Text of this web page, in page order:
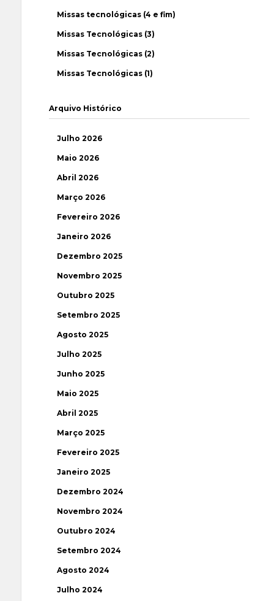
Missas tecnológicas (4 e fim)
Missas Tecnológicas (3)
Missas Tecnológicas (2)
Missas Tecnológicas (1)
Arquivo Histórico
Julho 2026
Maio 2026
Abril 2026
Março 2026
Fevereiro 2026
Janeiro 2026
Dezembro 2025
Novembro 2025
Outubro 2025
Setembro 2025
Agosto 2025
Julho 2025
Junho 2025
Maio 2025
Abril 2025
Março 2025
Fevereiro 2025
Janeiro 2025
Dezembro 2024
Novembro 2024
Outubro 2024
Setembro 2024
Agosto 2024
Julho 2024